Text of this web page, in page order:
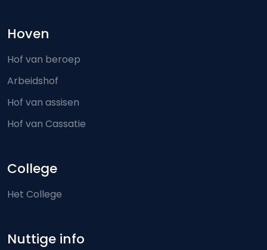
Hoven
Hof van beroep
Arbeidshof
Hof van assisen
Hof van Cassatie
College
Het College
Nuttige info